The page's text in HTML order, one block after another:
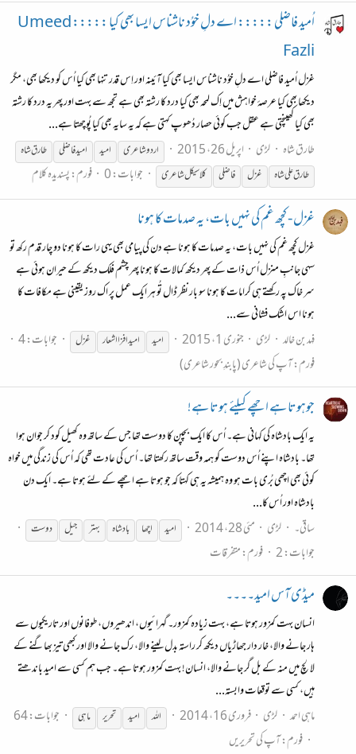
اُمید فاضلی ::::: اے دلِ خوُد ناشناس ایسا بھی کیا ::::: Umeed
Fazli
غزل اُمید فاضلی اے دلِ خوُد ناشناس ایسا بھی کیا آئینہ اور اِس قدر تنہا بھی کیا اُس کو دیکھا بھی، مگر
دیکھا بھی کیا عرصۂ خواہش میں اِک لمحہ بھی کیا درد کا رشتہ بھی ہے تجھ سے بہت اور پھر یہ درد کا رشتہ
بھی کیا کھینچتی ہے عقل جب کوئی حصار دُھوپ کہتی ہے کہ یہ سایہ بھی کیا پُوچھتا ہے...
طارق شاہ
لڑی اپریل 26، 2015 اردو شاعری امید امیدفاضلی
طارق شاہ
طارق علی شاہ
غزل فاضلی کلاسیکل شاعری جوابات: 0 فورم:پسندیدہ کلام
غزل - کچھ غم کی نہیں بات، یہ صدمات کا ہونا
غزل کچھ غم کی نہیں بات، یہ صدمات کا ہونا ہے دن کی پیامی بھی یہی رات کا ہونا دو چار قدم رکھ تو
سہی جانبِ منزل اُس ذات کے پھر دیکھ کمالات کا ہونا پھر چشم فلک دیکھ کے حیران ہوئی ہے
سر خاک پہ رکھتے ہی کرامات کا ہونا سو بار نظر ڈال تُو ہر ایک عمل پر اک روز یقینی ہے مکافات کا
ہونا اس اشک فشانی سے...
فہد بن خالد لڑی جنوری 1، 2015 امید امیدافزا اشعار غزل
جوابات: 4
فورم:آپ کی شاعری (پابندِ بحور شاعری)
جوہوتا ہے اچھے کیلئے ہوتا ہے!
یہ ایک بادشاہ کی کہانی ہے۔ اُس کا ایک بچپن کا دوست تھا جس کے ساتھ وہ کھیل کود کر جوان ہوا
تھا۔ بادشاہ اپنے اُس دوست کو ہمہ وقت ساتھ رکھتا تھا۔ اُس کی عادت تھی کہ اُس کی زندگی میں خواہ
کوئی بھی اچھی بُری بات ہو وہ ہمیشہ یہ ہی کہتا کہ جو ہوتا ہے اچھے کے لئے ہوتا ہے۔ ایک دن
بادشاہ اور اُس کا...
ساقی۔
لڑی مئی 28، 2014 امید اچھا بادشاہ بہتر جیل دوست
جوابات: 2 فورم:متفرقات
میڈی آس امید۔۔۔۔
انسان بہت کمزور ہوتا ہے، بہت زیادہ کمزور۔ گہرائیوں، اندھیروں، طوفانوں اور تاریکیوں سے
ہار جانے والا، خار دار جھاڑیاں دیکھ کر راستہ بدل لینے والا، رک جانے والا اور کبھی تیز بھاگنے کے
لالچ میں منہ کے بل گر جانے والا، انسان! بہت کمزور ہوتا ہے۔ جب ہم کسی سے امید باندھتے
ہیں، کسی سے توقعات وابستہ...
ماہی احمد لڑی فروری 16، 2014 اللہ امید تحریر ماہی
جوابات: 64
فورم:آپ کی تحریریں